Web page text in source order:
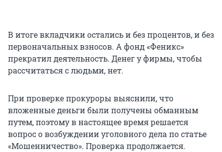
В итоге вкладчики остались и без процентов, и без
первоначальных взносов. А фонд «Феникс»
прекратил деятельность. Денег у фирмы, чтобы
рассчитаться с людьми, нет.
При проверке прокуроры выяснили, что
вложенные деньги были получены обманным
путем, поэтому в настоящее время решается
вопрос о возбуждении уголовного дела по статье
«Мошенничество». Проверка продолжается.